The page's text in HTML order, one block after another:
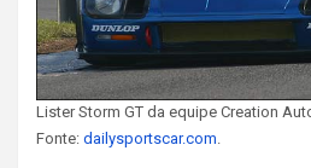
Lister Storm GT da equipe Creation
Fonte: dailysportscar.com.